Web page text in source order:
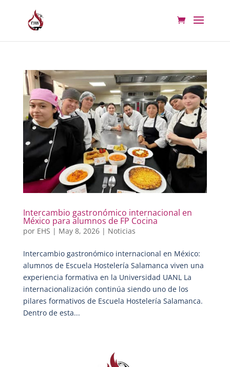
Intercambio gastronómico internacional en
México para alumnos de FP Cocina
por EHS | May 8, 2026| Noticias
Intercambio gastronómico internacional en México:
alumnos de Escuela Hostelería Salamanca viven una
experiencia formativa en la Universidad UANL La
internacionalización continúa siendo uno de los
pilares formativos de Escuela Hostelería Salamanca.
Dentro de esta...